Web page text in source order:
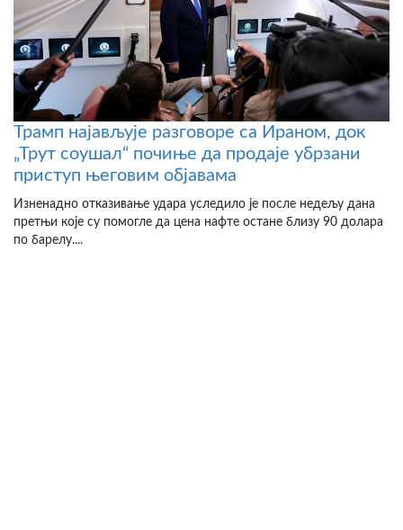
Трамп најављује разговоре са Ираном, док
„Трут соушал“ почиње да продаје убрзани
приступ његовим објавама
Изненадно отказивање удара уследило је после недељу дана
претњи које су помогле да цена нафте остане близу 90 долара
по барелу....